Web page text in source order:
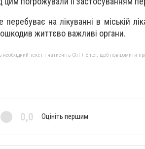
перебуває на лікуванні в міській
життєво важливі органи.
текст і натисніть Ctrl + Enter, щоб повідомити
0,0 Оцініть першим